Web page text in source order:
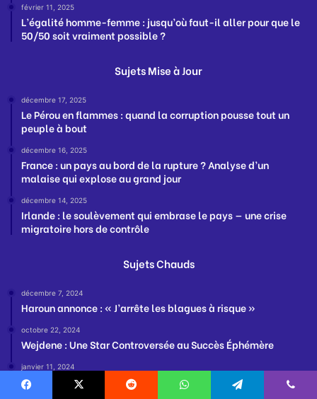
février 11, 2025
L’égalité homme-femme : jusqu’où faut-il aller pour que le
50/50 soit vraiment possible ?
Sujets Mise à Jour
décembre 17, 2025
Le Pérou en flammes : quand la corruption pousse tout un
peuple à bout
décembre 16, 2025
France : un pays au bord de la rupture ? Analyse d’un
malaise qui explose au grand jour
décembre 14, 2025
Irlande : le soulèvement qui embrase le pays — une crise
migratoire hors de contrôle
Sujets Chauds
décembre 7, 2024
Haroun annonce : « J’arrête les blagues à risque »
octobre 22, 2024
Wejdene : Une Star Controversée au Succès Éphémère
janvier 11, 2024
Naviguer dans les Complexités de l’Hypergamie : Entre
Instinct Biologique et Défis Sociaux